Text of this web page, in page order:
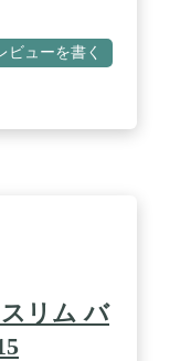
ビューを書く
リム バ